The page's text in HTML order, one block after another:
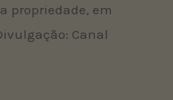
propriedade, em
Canal